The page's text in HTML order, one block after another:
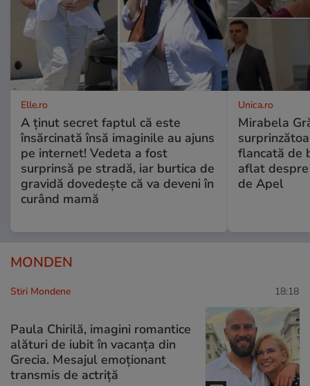
Elle.ro
A ținut secret faptul că este
însărcinată însă imaginile au ajuns
pe internet! Vedeta a fost
surprinsă pe stradă, iar burtica de
gravidă dovedește că va deveni în
curând mamă
Unica.ro
Mirabela
flancată de
aflat
de Apel
MONDEN
Stiri Mondene 18:18
Paula Chirilă, imagini romantice
alături de iubit în vacanța din
Grecia. Mesajul emoționant
transmis de actriță